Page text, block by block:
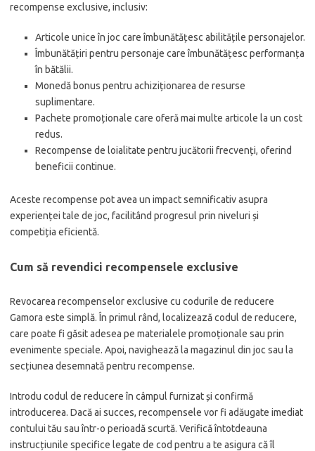
recompense exclusive, inclusiv:
Articole unice în joc care îmbunătățesc abilitățile personajelor.
Îmbunătățiri pentru personaje care îmbunătățesc performanța
în bătălii.
Monedă bonus pentru achiziționarea de resurse
suplimentare.
Pachete promoționale care oferă mai multe articole la un cost
redus.
Recompense de loialitate pentru jucătorii frecvenți, oferind
beneficii continue.
Aceste recompense pot avea un impact semnificativ asupra
experienței tale de joc, facilitând progresul prin niveluri și
competiția eficientă.
Cum să revendici recompensele exclusive
Revocarea recompenselor exclusive cu codurile de reducere
Gamora este simplă. În primul rând, localizează codul de reducere,
care poate fi găsit adesea pe materialele promoționale sau prin
evenimente speciale. Apoi, navighează la magazinul din joc sau la
secțiunea desemnată pentru recompense.
Introdu codul de reducere în câmpul furnizat și confirmă
introducerea. Dacă ai succes, recompensele vor fi adăugate imediat
contului tău sau într-o perioadă scurtă. Verifică întotdeauna
instrucțiunile specifice legate de cod pentru a te asigura că îl